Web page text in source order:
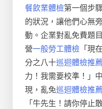
餐飲業體檢第一個步
的狀況，讓他們心無
動。企業對亂免費題
營一般勞工體檢 「現
分之八十巡迴體檢推薦
力！我需要校準！」
現，亂免巡迴體檢推薦
「牛先生！請你停止